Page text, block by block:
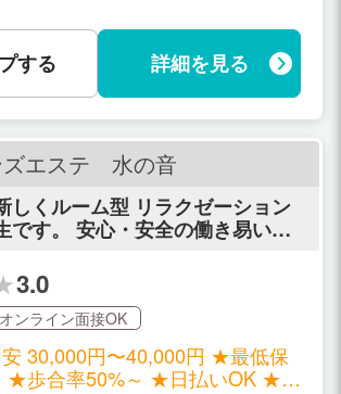
する 詳細を見る
ズエステ 水の音
しくルーム型 リラクゼーション
です。 安心・安全の働き易い環
3.0
オンライン面接OK
30,000円〜40,000円 ★最低保
★歩合率50%～ ★日払いOK ★交